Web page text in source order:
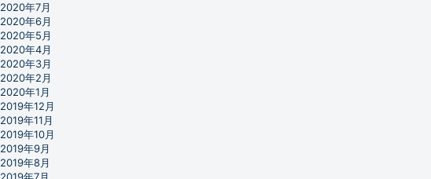
2020年7月
2020年6月
2020年5月
2020年4月
2020年3月
2020年2月
2020年1月
2019年12月
2019年11月
2019年10月
2019年9月
2019年8月